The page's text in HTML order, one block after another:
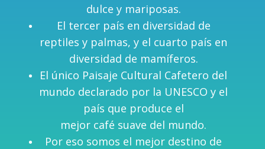
dulce y mariposas.
El tercer país en diversidad de
reptiles y palmas, y el cuarto país en
diversidad de mamíferos.
El único Paisaje Cultural Cafetero del
mundo declarado por la UNESCO y el
país que produce el
mejor café suave del mundo.
Por eso somos el mejor destino de